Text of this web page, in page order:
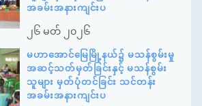
အခမ်းအနားကျင်းပ
၂၆ မတ် ၂၀၂၆
မဟာအောင်မြေမြို့နယ်၌ မသန်စွမ်းမှု
အဆင့်သတ်မှတ်ခြင်းနှင့် မသန်စွမ်း
သူများ မှတ်ပုံတင်ခြင်း သင်တန်း
အခမ်းအနားကျင်းပ